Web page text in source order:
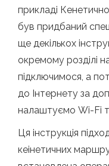
прикладі
був придбаний
ще декількох
окремому розділі
підключимося, а
до Інтернету за
налаштуємо Wi-Fi
Ця інструкція
кеінетичних